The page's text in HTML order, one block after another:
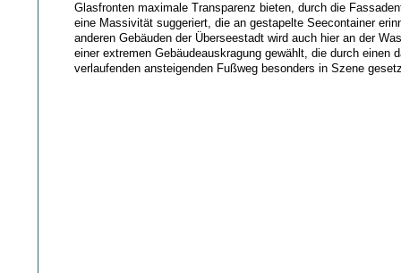
Glasfronten maximale Transparenz bieten, durch die
eine Massivität suggeriert, die an gestapelte Seecontainer
anderen Gebäuden der Überseestadt wird auch hier an der
einer extremen Gebäudeauskragung gewählt, die durch einen
verlaufenden ansteigenden Fußweg besonders in Szene